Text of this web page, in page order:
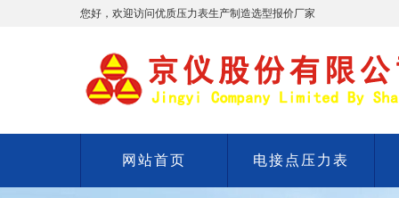
您好，欢迎访问优质压力表生产制造选型报价厂家
网站首页 电接点压力表